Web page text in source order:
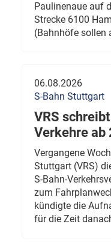
Paulinenaue auf
Strecke 6100
(Bahnhöfe sollen
06.08.2026
S-Bahn Stuttgart
VRS
Verkehre ab
Vergangene
Stuttgart (VRS)
S-Bahn-
zum
kündigte die
für die Zeit